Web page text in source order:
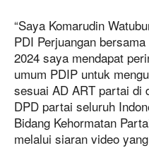
“Saya Komarudin
PDI Perjuangan
2024 saya mendapat
umum PDIP untuk
sesuai AD ART partai di
DPD partai seluruh
Bidang Kehormatan
melalui siaran video